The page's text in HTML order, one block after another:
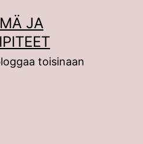
JA
toisinaan